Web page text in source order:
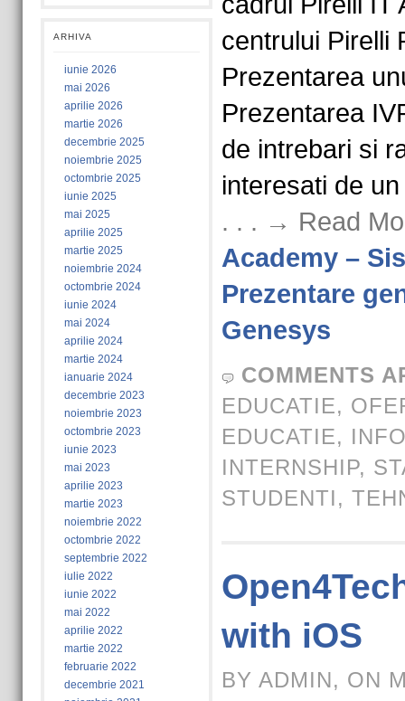
ARHIVA
iunie 2026
mai 2026
aprilie 2026
martie 2026
decembrie 2025
noiembrie 2025
octombrie 2025
iunie 2025
mai 2025
aprilie 2025
martie 2025
noiembrie 2024
octombrie 2024
iunie 2024
mai 2024
aprilie 2024
martie 2024
ianuarie 2024
decembrie 2023
noiembrie 2023
octombrie 2023
iunie 2023
mai 2023
aprilie 2023
martie 2023
noiembrie 2022
octombrie 2022
septembrie 2022
iulie 2022
iunie 2022
mai 2022
aprilie 2022
martie 2022
februarie 2022
decembrie 2021
centrului Pirelli
Prezentarea
Prezentarea
de intrebari si
interesati de
. . . → Read
Academy –
Prezentare
Genesys
COMMENTS
EDUCATIE,
EDUCATIE,
INTERNSHIP,
STUDENTI,
with iOS
BY ADMIN, ON